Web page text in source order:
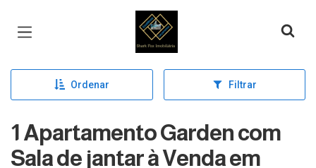
Página inicial
Ordenar Filtrar
1 Apartamento Garden com
Sala de jantar à Venda em